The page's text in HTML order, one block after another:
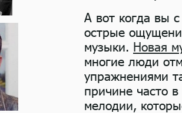
А вот когда вы
острые
музыки. Новая
многие люди
упражнениями
причине часто
мелодии,